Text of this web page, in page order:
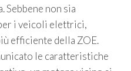
Sebbene non sia
i veicoli elettrici,
efficiente della ZOE.
le caratteristiche